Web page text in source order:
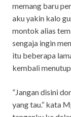
memang baru
aku yakin kalo
montok alias
sengaja ingin
itu beberapa
kembali
“Jangan disini
yang tau.” kata